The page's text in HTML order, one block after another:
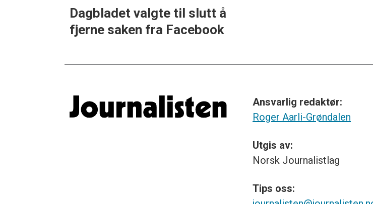
Dagbladet valgte til slutt å
fjerne saken fra Facebook
Ansvarlig redaktør:
Roger Aarli-Grøndalen
Utgis av:
Norsk Journalistlag
Tips oss: